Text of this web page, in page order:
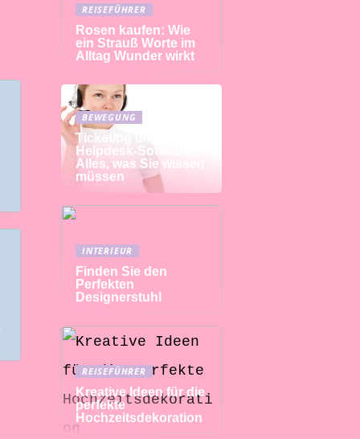
REISEFÜHRER
Rosen kaufen: Wie
ein Strauß Worte im
Alltag Wunder wirkt
BEWEGUNG
Ticketing und
Helpdesk-Software:
Alles, was Sie wissen
müssen
INTERIEUR
Finden Sie den
Perfekten
Designerstuhl
REISEFÜHRER
Kreative Ideen für die
perfekte
Hochzeitsdekoration